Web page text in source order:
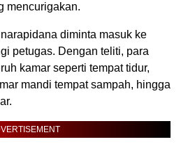
mencurigakan.
diminta masuk ke
petugas. Dengan teliti, para
kamar seperti tempat tidur,
mandi tempat sampah, hingga